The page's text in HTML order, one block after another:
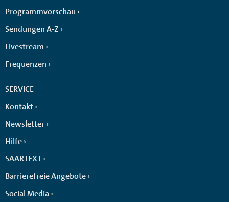
Programmvorschau
Sendungen A-Z
Livestream
Frequenzen
SERVICE
Kontakt
Newsletter
Hilfe
SAARTEXT
Barrierefreie Angebote
Social Media